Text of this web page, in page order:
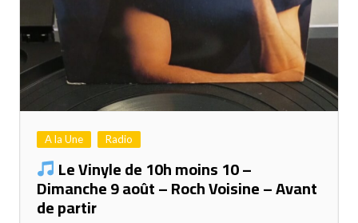
A la Une Radio
Le Vinyle de 10h moins 10 –
Dimanche 9 août – Roch Voisine – Avant
de partir